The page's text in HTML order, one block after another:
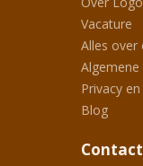
Vacature
Alles over
Privacy
Blog
Contact